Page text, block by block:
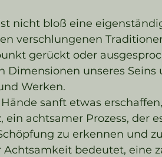
nicht bloß eine
verschlungenen
gerückt oder
Dimensionen unseres
Werken.
sanft etwas
ein achtsamer Prozess, der
zu erkennen und
Achtsamkeit bedeutet, eine